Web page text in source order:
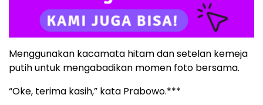
Menggunakan kacamata hitam dan setelan kemeja
putih untuk mengabadikan momen foto bersama.
“Oke, terima kasih,” kata Prabowo.***